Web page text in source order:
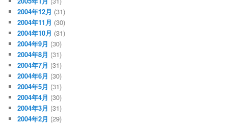
2004年12月 (31)
2004年11月 (30)
2004年10月 (31)
2004年9月 (30)
2004年8月 (31)
2004年7月 (31)
2004年6月 (30)
2004年5月 (31)
2004年4月 (30)
2004年3月 (31)
2004年2月 (29)